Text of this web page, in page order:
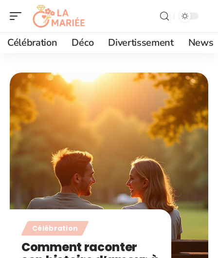
Célébration Déco Divertissement News
Célébration
Comment raconter